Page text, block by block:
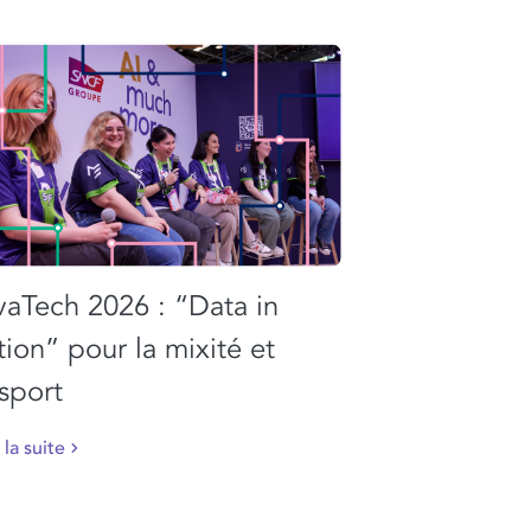
2026 : “Data in
pour la mixité et
la suite